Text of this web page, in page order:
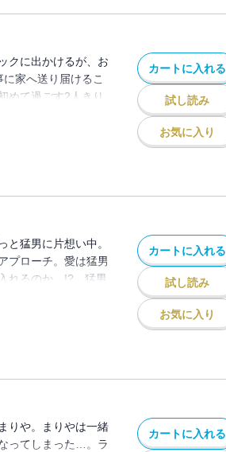
クに出かけるが、お
家へ送り届けるこ
めて過ごす2人きり
最強トリプルコン
カートに入れる
試し読み
お気に入り
と猛男に片想い中。
プローチ。愛は猛男
入れるのか…!? 猛男
の魅力に気づいて
カートに入れる
試し読み
お気に入り
りや。まりやは一緒
ってしまった…。ラ
カートに入れる